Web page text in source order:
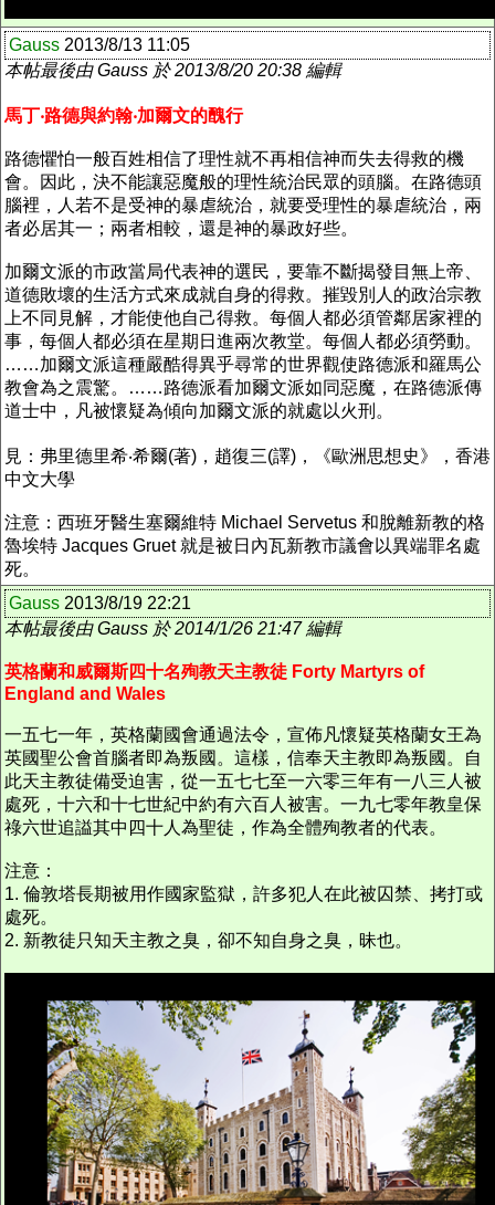
Gauss 2013/8/13 11:05
本帖最後由 Gauss 於 2013/8/20 20:38 編輯
馬丁‧路德與約翰‧加爾文的醜行
路德懼怕一般百姓相信了理性就不再相信神而失去得救的機
會。因此，決不能讓惡魔般的理性統治民眾的頭腦。在路德頭
腦裡，人若不是受神的暴虐統治，就要受理性的暴虐統治，兩
者必居其一；兩者相較，還是神的暴政好些。
加爾文派的市政當局代表神的選民，要靠不斷揭發目無上帝、
道德敗壞的生活方式來成就自身的得救。摧毀別人的政治宗教
上不同見解，才能使他自己得救。每個人都必須管鄰居家裡的
事，每個人都必須在星期日進兩次教堂。每個人都必須勞動。
……加爾文派這種嚴酷得異乎尋常的世界觀使路德派和羅馬公
教會為之震驚。……路德派看加爾文派如同惡魔，在路德派傳
道士中，凡被懷疑為傾向加爾文派的就處以火刑。
見：弗里德里希‧希爾(著)，趙復三(譯)，《歐洲思想史》，香港
中文大學
注意：西班牙醫生塞爾維特 Michael Servetus 和脫離新教的格
魯埃特 Jacques Gruet 就是被日內瓦新教市議會以異端罪名處
死。
Gauss 2013/8/19 22:21
本帖最後由 Gauss 於 2014/1/26 21:47 編輯
英格蘭和威爾斯四十名殉教天主教徒 Forty Martyrs of
England and Wales
一五七一年，英格蘭國會通過法令，宣佈凡懷疑英格蘭女王為
英國聖公會首腦者即為叛國。這樣，信奉天主教即為叛國。自
此天主教徒備受迫害，從一五七七至一六零三年有一八三人被
處死，十六和十七世紀中約有六百人被害。一九七零年教皇保
祿六世追謚其中四十人為聖徒，作為全體殉教者的代表。
注意：
1. 倫敦塔長期被用作國家監獄，許多犯人在此被囚禁、拷打或
處死。
2. 新教徒只知天主教之臭，卻不知自身之臭，昧也。